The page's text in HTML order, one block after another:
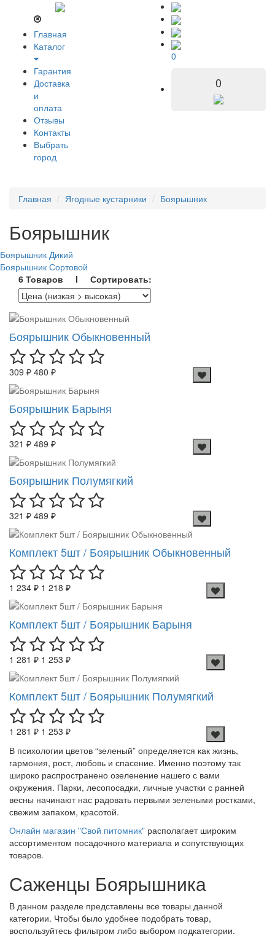
Главная
Каталог
Гарантия
Доставка
и
оплата
Отзывы
Контакты
Выбрать
город
0
0
Главная Ягодные кустарники Боярышник
Боярышник
Боярышник Дикий
Боярышник Сортовой
6 Товаров I Сортировать:
Боярышник Обыкновенный
309 ₽ 480 ₽
Боярышник Барыня
321 ₽ 489 ₽
Боярышник Полумягкий
321 ₽ 489 ₽
Комплект 5шт / Боярышник Обыкновенный
1 234 ₽ 1 218 ₽
Комплект 5шт / Боярышник Барыня
1 281 ₽ 1 253 ₽
Комплект 5шт / Боярышник Полумягкий
1 281 ₽ 1 253 ₽
В психологии цветов “зеленый” определяется как жизнь,
гармония, рост, любовь и спасение. Именно поэтому так
широко распространено озеленение нашего с вами
окружения. Парки, лесопосадки, личные участки с ранней
весны начинают нас радовать первыми зелеными ростками,
свежим запахом, красотой.
Онлайн магазин "Свой питомник" располагает широким
ассортиментом посадочного материала и сопутствующих
товаров.
Саженцы Боярышника
В данном разделе представлены все товары данной
категории. Чтобы было удобнее подобрать товар,
воспользуйтесь фильтром либо выбором подкатегории.